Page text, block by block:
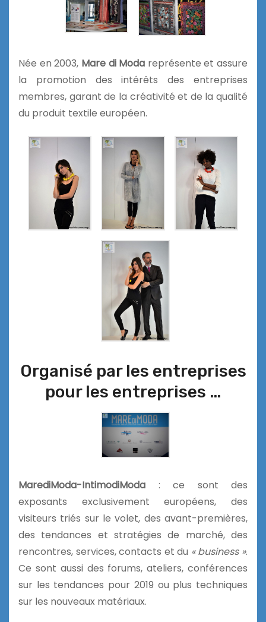
Née en 2003, Mare di Moda représente et assure
la promotion des intérêts des entreprises
membres, garant de la créativité et de la qualité
du produit textile européen.
Organisé par les entreprises
pour les entreprises …
MarediModa-IntimodiModa : ce sont des
exposants exclusivement européens, des
visiteurs triés sur le volet, des avant-premières,
des tendances et stratégies de marché, des
rencontres, services, contacts et du « business ».
Ce sont aussi des forums, ateliers, conférences
sur les tendances pour 2019 ou plus techniques
sur les nouveaux matériaux.